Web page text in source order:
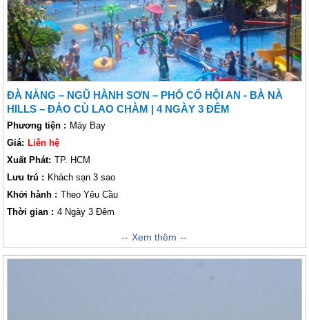
chi tiết, Vietsense đảm bảo Lữ khách sẽ có chuyến trải nghiệm đáng nhớ
ở Đà Nẵng.
ĐÀ NẴNG – NGŨ HÀNH SƠN – PHỐ CỔ HỘI AN - BÀ NÀ
HILLS – ĐẢO CÙ LAO CHÀM | 4 NGÀY 3 ĐÊM
Phương tiện : Máy Bay
Giá: Liên hệ
Xuất Phát: TP. HCM
Lưu trú : Khách sạn 3 sao
Khởi hành : Theo Yêu Cầu
Thời gian : 4 Ngày 3 Đêm
Đà Nẵng với khí hậu nhiệt đới gió mùa, chia thành 2 mùa rõ rệt là: mùa
mưa và mùa khô nên có nhiệt độ cao và ít biến động. Mùa khô ở Đà
Xem thêm